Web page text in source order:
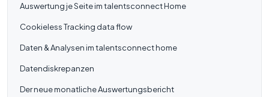
Auswertung je Seite im talentsconnect Home
Cookieless Tracking data flow
Daten & Analysen im talentsconnect home
Datendiskrepanzen
Der neue monatliche Auswertungsbericht